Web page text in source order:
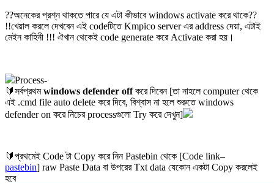
??অনেকের প্রশ্ন থাকতে পারে যে এটা কীভাবে windows activate করে থাকে??
!!খেয়াল করলে দেখবেন এই codeটিতে Kmpico server এর address দেয়া, এটাই
মেইন কাহিনী !!! ঐখান থেকেই code generate করে Activate করা হয়।
Process-
🔰সর্বপ্রথমwindows defender offকরে দিবেন [তা নাহলে computer থেকে
এই .cmd file auto delete করে দিবে, বিশ্বাস না হলে শুরুতে windows
defender on করে নিচের processগুলো Try করে দেখুন]
🔰প্রথমেই Code টা Copy করে নিন Pastebin থেকে [Code link–
pastebin] raw Paste Data বা উপরের Txt data যেকোন একটা Copy করলেই
হবে